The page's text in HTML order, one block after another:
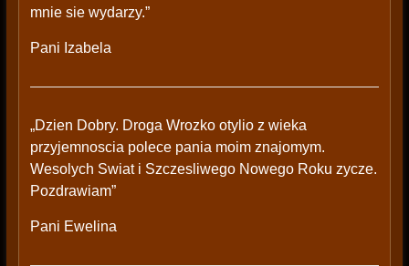
mnie sie wydarzy.”
Pani Izabela
„Dzien Dobry. Droga Wrozko otylio z wieka
przyjemnoscia polece pania moim znajomym.
Wesolych Swiat i Szczesliwego Nowego Roku zycze.
Pozdrawiam”
Pani Ewelina